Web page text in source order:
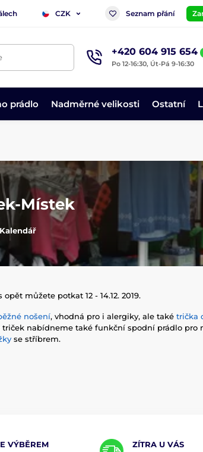
CZK Seznam přání
+420 604 915 654
Po 12-16:30, Út-Pá 9-16:30
prádlo Nadměrné velikosti Ostatní
Místek
Kalendář
můžete potkat 12 - 14.12. 2019.
nošení, vhodná pro i alergiky, ale také trička
triček nabídneme také funkční spodní prádlo pro
se stříbrem.
VÝBĚREM ZÍTRA U VÁS